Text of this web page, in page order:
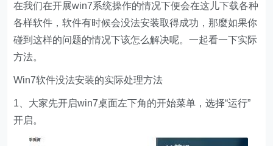
在我们在开展win7系统操作的情况下便会在这儿下载各种
各样软件，软件有时候会没法安装取得成功，那麼如果你
碰到这样的问题的情况下该怎么解决呢。一起看一下实际
方法。
Win7软件没法安装的实际处理方法
1、大家先开启win7桌面左下角的开始菜单，选择“运行”
开启。